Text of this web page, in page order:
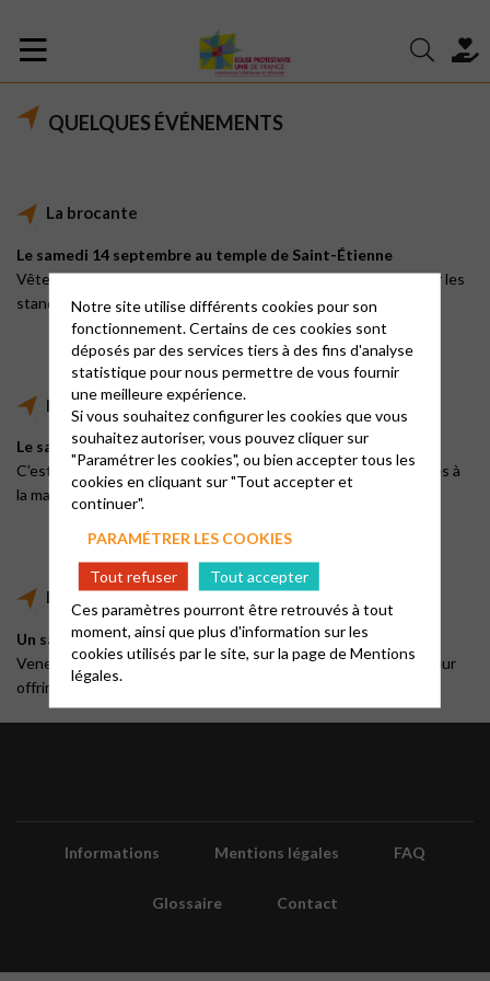
QUELQUES ÉVÉNEMENTS
La brocante
Le samedi 14 septembre au temple de Saint-Étienne
Vêtements, livres, meubles, bibelots, jouets… Venez chiner sur les
stands bien fournis !
Le marché de Noël
Le samedi 30 novembre au temple de Saint-Étienne
C’est la saison des confitures artisanales, des cartes fabriquées à
la main et d’autres idées cadeaux !
Le marché aux fleurs
Un samedi du mois de mai, au temple de Saint-Étienne
Venez vous fournir en plants et fleurs pour votre jardin… ou pour
offrir !
Informations Mentions légales FAQ
Glossaire Contact
Notre site utilise différents cookies pour son
fonctionnement. Certains de ces cookies sont
déposés par des services tiers à des fins d'analyse
statistique pour nous permettre de vous fournir
une meilleure expérience.
Si vous souhaitez configurer les cookies que vous
souhaitez autoriser, vous pouvez cliquer sur
"Paramétrer les cookies", ou bien accepter tous les
cookies en cliquant sur "Tout accepter et
continuer".
PARAMÉTRER LES COOKIES
Tout refuser
Tout accepter
Ces paramètres pourront être retrouvés à tout
moment, ainsi que plus d'information sur les
cookies utilisés par le site, sur la page deMentions
légales.